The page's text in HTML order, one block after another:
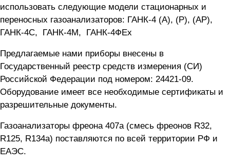
использовать следующие модели стационарных и
переносных газоанализаторов: ГАНК-4 (А), (Р), (АР),
ГАНК-4C, ГАНК-4М, ГАНК-4ФEx
Предлагаемые нами приборы внесены в
Государственный реестр средств измерения (СИ)
Российской Федерации под номером: 24421-09.
Оборудование имеет все необходимые сертификаты и
разрешительные документы.
Газоанализаторы фреона 407а (смесь фреонов R32,
R125, R134a) поставляются по всей территории РФ и
ЕАЭС.